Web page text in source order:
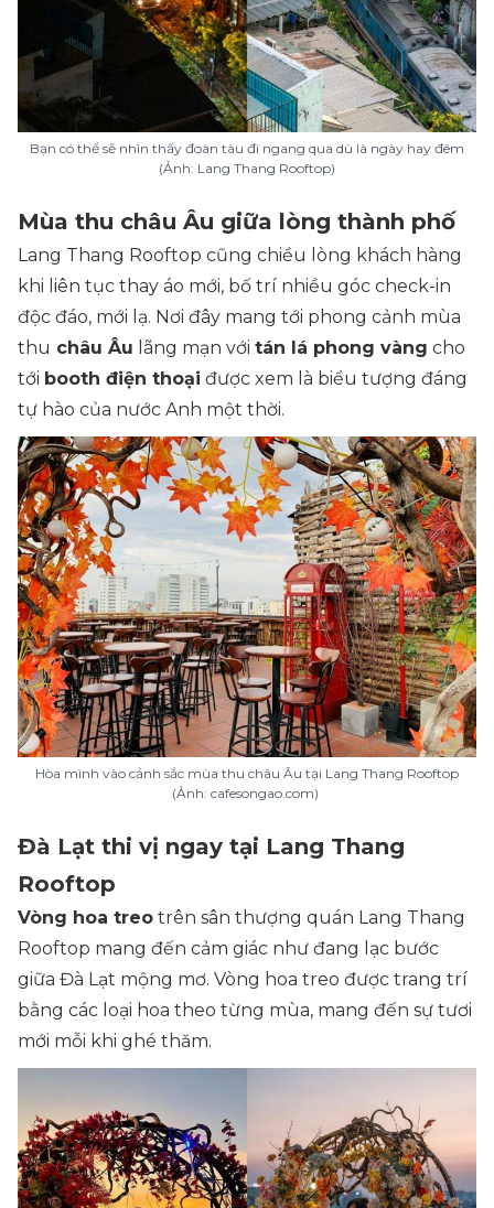
Bạn có thể sẽ nhìn thấy đoàn tàu đi ngang qua dù là ngày hay đêm
(Ảnh: Lang Thang Rooftop)
Mùa thu châu Âu giữa lòng thành phố
Lang Thang Rooftop cũng chiều lòng khách hàng
khi liên tục thay áo mới, bố trí nhiều góc check-in
độc đáo, mới lạ. Nơi đây mang tới phong cảnh mùa
thu châu Âu lãng mạn với tán lá phong vàng cho
tới booth điện thoại được xem là biểu tượng đáng
tự hào của nước Anh một thời.
Hòa mình vào cảnh sắc mùa thu châu Âu tại Lang Thang Rooftop
(Ảnh: cafesongao.com)
Đà Lạt thi vị ngay tại Lang Thang
Rooftop
Vòng hoa treo trên sân thượng quán Lang Thang
Rooftop mang đến cảm giác như đang lạc bước
giữa Đà Lạt mộng mơ. Vòng hoa treo được trang trí
bằng các loại hoa theo từng mùa, mang đến sự tươi
mới mỗi khi ghé thăm.